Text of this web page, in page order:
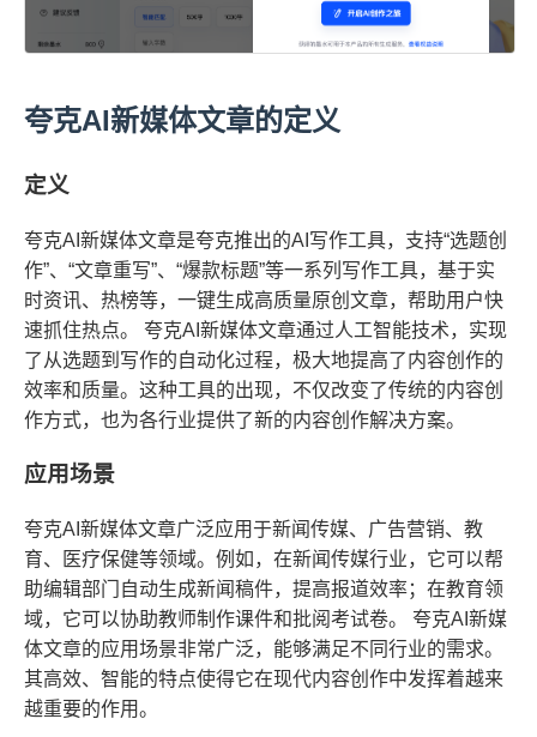
夸克AI新媒体文章的定义
定义
夸克AI新媒体文章是夸克推出的AI写作工具，支持“选题创
作”、“文章重写”、“爆款标题”等一系列写作工具，基于实
时资讯、热榜等，一键生成高质量原创文章，帮助用户快
速抓住热点。 夸克AI新媒体文章通过人工智能技术，实现
了从选题到写作的自动化过程，极大地提高了内容创作的
效率和质量。这种工具的出现，不仅改变了传统的内容创
作方式，也为各行业提供了新的内容创作解决方案。
应用场景
夸克AI新媒体文章广泛应用于新闻传媒、广告营销、教
育、医疗保健等领域。例如，在新闻传媒行业，它可以帮
助编辑部门自动生成新闻稿件，提高报道效率；在教育领
域，它可以协助教师制作课件和批阅考试卷。 夸克AI新媒
体文章的应用场景非常广泛，能够满足不同行业的需求。
其高效、智能的特点使得它在现代内容创作中发挥着越来
越重要的作用。